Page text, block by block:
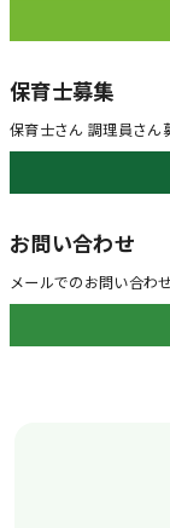
保育士募集
保育士さん 調理員さん
お問い合わせ
メールでのお問い合わ